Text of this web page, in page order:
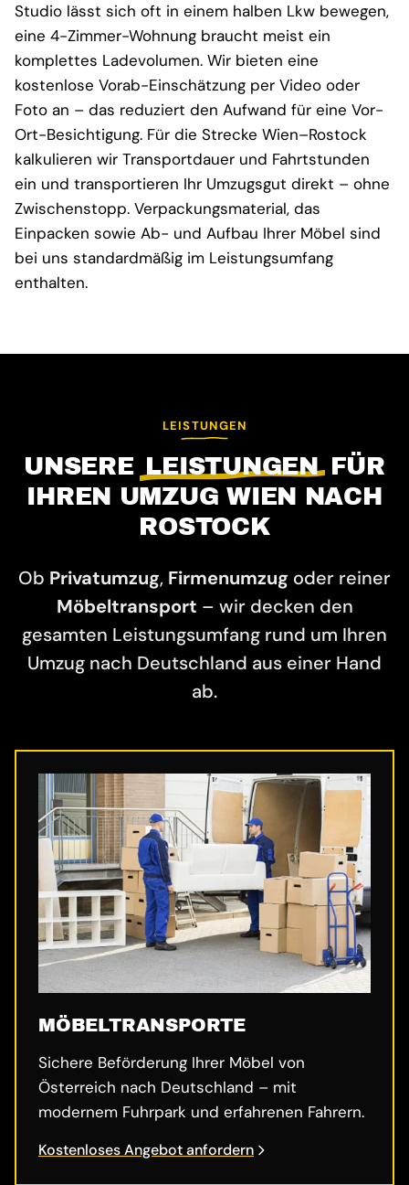
Studio lässt sich oft in einem halben Lkw bewegen,
eine 4-Zimmer-Wohnung braucht meist ein
komplettes Ladevolumen. Wir bieten eine
kostenlose Vorab-Einschätzung per Video oder
Foto an – das reduziert den Aufwand für eine Vor-
Ort-Besichtigung. Für die Strecke Wien–Rostock
kalkulieren wir Transportdauer und Fahrtstunden
ein und transportieren Ihr Umzugsgut direkt – ohne
Zwischenstopp. Verpackungsmaterial, das
Einpacken sowie Ab- und Aufbau Ihrer Möbel sind
bei uns standardmäßig im Leistungsumfang
enthalten.
LEISTUNGEN
UNSERE LEISTUNGENFÜR
IHREN UMZUG WIEN NACH
ROSTOCK
Ob Privatumzug, Firmenumzug oder reiner
Möbeltransport – wir decken den
gesamten Leistungsumfang rund um Ihren
Umzug nach Deutschland aus einer Hand
ab.
MÖBELTRANSPORTE
Sichere Beförderung Ihrer Möbel von
Österreich nach Deutschland – mit
modernem Fuhrpark und erfahrenen Fahrern.
Kostenloses Angebot anfordern